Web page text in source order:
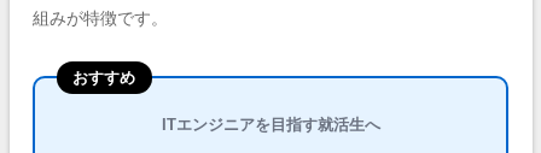
組みが特徴です。
おすすめ
ITエンジニアを目指す就活生へ